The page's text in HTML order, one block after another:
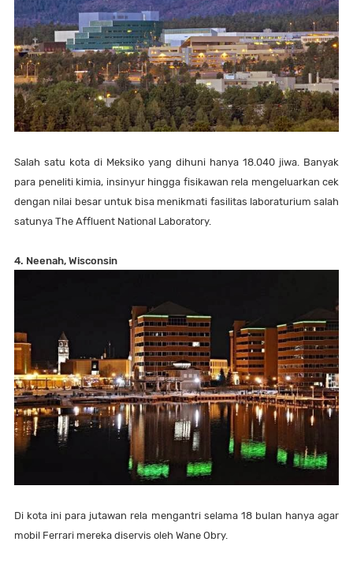
Salah satu kota di Meksiko yang dihuni hanya 18.040 jiwa. Banyak
para peneliti kimia, insinyur hingga fisikawan rela mengeluarkan cek
dengan nilai besar untuk bisa menikmati fasilitas laboraturium salah
satunya The Affluent National Laboratory.
4. Neenah, Wisconsin
Di kota ini para jutawan rela mengantri selama 18 bulan hanya agar
mobil Ferrari mereka diservis oleh Wane Obry.